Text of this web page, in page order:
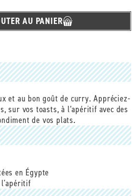
AU PANIER
et au bon goût de curry. Appréciez-
sur vos toasts, à l’apéritif avec des
de vos plats.
en Égypte
l'apéritif